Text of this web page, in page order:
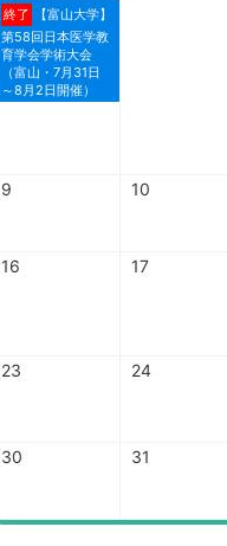
終了
【富山大学】
第58回日本医学教
育学会学術大会
（富山・7月31日
～8月2日開催）
9 10
16 17
23 24
30 31